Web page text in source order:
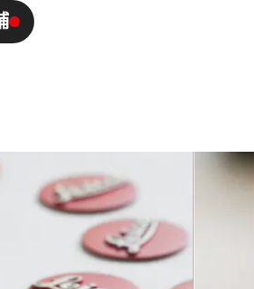
罩卡口外置（自帶）內置
濾鏡卡口，不能旋轉
151 / 232 mm (含/不含遮光
88 / 96.6 mm (含/不含遮光